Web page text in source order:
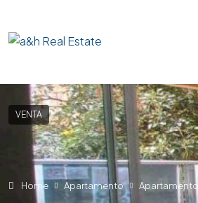
VENTA
Home Apartamento Apartamento